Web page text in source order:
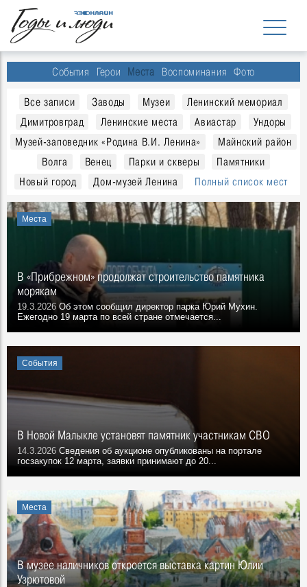
События Герои Места Воспоминания Фото
Все записи Заводы Музеи
Ленинский мемориал
Димитровград
Ленинские места Авиастар
Ундоры
Музей-заповедник «Родина В.И. Ленина»
Майнский район
Волга
Венец Парки и скверы
Памятники
Новый город
Дом-музей Ленина Полный список мест
Места
В «Прибрежном» продолжат строительство памятника
морякам
19.3.2026 Об этом сообщил директор парка Юрий Мухин.
Ежегодно 19 марта по всей стране отмечается...
События
В Новой Малыкле установят памятник участникам СВО
14.3.2026 Сведения об аукционе опубликованы на портале
госзакупок 12 марта, заявки принимают до 20...
Места
В музее наличников откроется выставка картин Юлии
Узрютовой